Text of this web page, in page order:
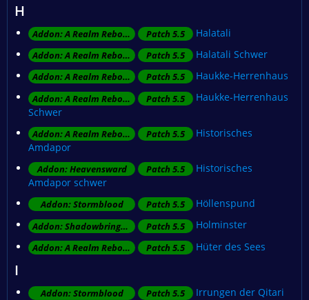
H
Addon: A Realm Reborn Patch 5.5 Halatali
Addon: A Realm Reborn Patch 5.5 Halatali Schwer
Addon: A Realm Reborn Patch 5.5 Haukke-Herrenhaus
Addon: A Realm Reborn Patch 5.5
Haukke-Herrenhaus
Schwer
Addon: A Realm Reborn Patch 5.5
Historisches
Amdapor
Addon: Heavensward Patch 5.5
Historisches
Amdapor schwer
Addon: Stormblood Patch 5.5 Höllenspund
Addon: Shadowbringers Patch 5.5 Holminster
Addon: A Realm Reborn Patch 5.5 Hüter des Sees
I
Addon: Stormblood Patch 5.5 Irrungen der Qitari